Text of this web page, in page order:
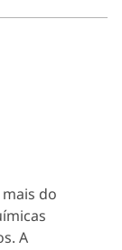
do
A